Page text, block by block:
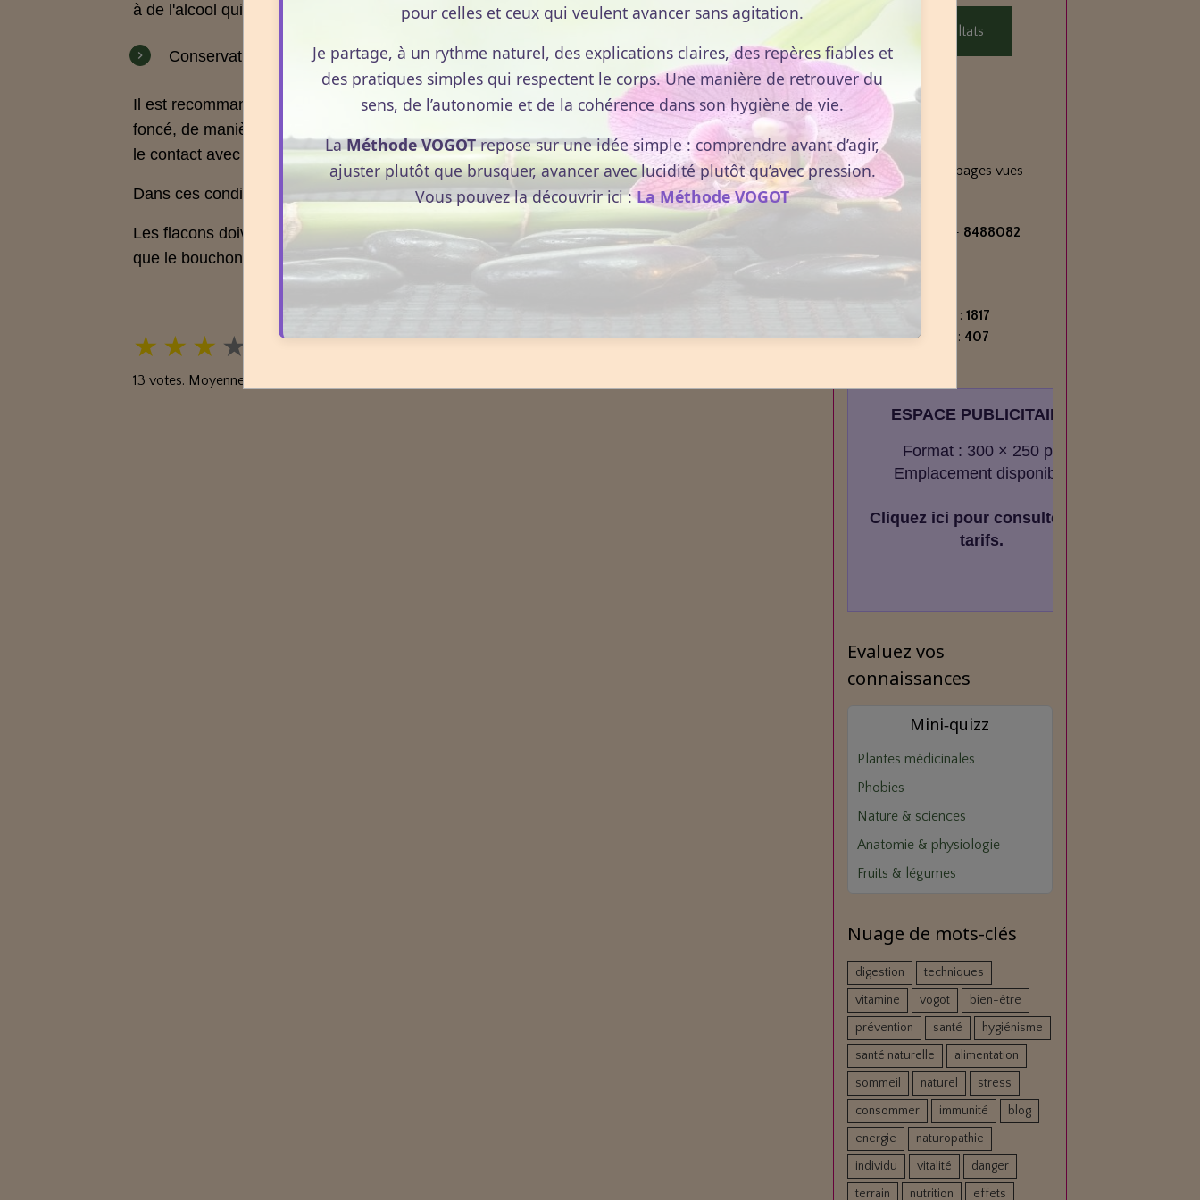
à de l'alcool qui récupère les senteurs. L'alcool est ensuite évaporé et il reste une absolue.
Conservation
Il est recommandé de stocker les huiles essentielles dans des flacons en verre ambre ou
foncé, de manière à les protéger de la lumière, il faut éviter les forts écarts de température et
le contact avec l'air (pas d'ouverture prolongée des flacons).
Dans ces conditions, les huiles essentielles se conservent plusieurs années.
Les flacons doivent être stockés en position verticale (en position horizontale, il y a un risque
que le bouchon soit attaqué par l'huile essentielle).
★ ★ ★ ★
13 votes. Moyenne
Voir les résultats
Statistiques
Aujourd'hui
138visiteurs - pages vues
Total
visiteurs - 8488082
pages vues
Nombre de pages :1817
Nombre d'articles : 407
ESPACE PUBLICITAIRE
Format : 300 × 250 px
Emplacement disponible
Cliquez ici pour consulter les
tarifs.
Evaluez vos
connaissances
Mini‑quizz
Plantes médicinales
Phobies
Nature & sciences
Anatomie & physiologie
Fruits & légumes
Nuage de mots-clés
digestion
techniques
vitamine
vogot
bien-être
prévention
santé
hygiénisme
santé naturelle
alimentation
sommeil
naturel
stress
consommer
immunité
blog
energie
naturopathie
individu
vitalité
danger
terrain
nutrition effets
pour celles et ceux qui veulent avancer sans agitation.
Je partage, à un rythme naturel, des explications claires, des repères fiables et
des pratiques simples qui respectent le corps. Une manière de retrouver du
sens, de l’autonomie et de la cohérence dans son hygiène de vie.
LaMéthode VOGOTrepose sur une idée simple : comprendre avant d’agir,
ajuster plutôt que brusquer, avancer avec lucidité plutôt qu’avec pression.
Vous pouvez la découvrir ici :La Méthode VOGOT